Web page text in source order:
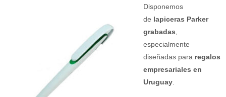
Disponemos
de lapiceras Parker
grabadas
especialmente
diseñadas para regalos
empresariales en
Uruguay